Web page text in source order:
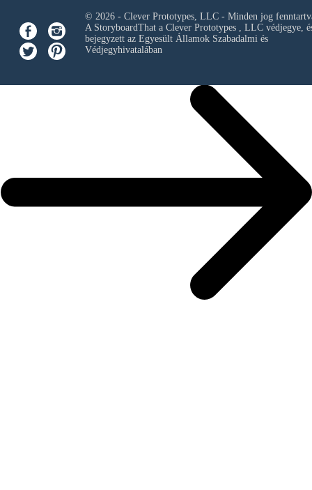
© 2026 - Clever Prototypes, LLC - Minden jog
A StoryboardThat a Clever Prototypes , LLCvédjegye,
bejegyzett az Egyesült Államok Szabadalmi és
Védjegyhivatalában